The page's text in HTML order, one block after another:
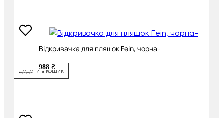
Відкривачка для пляшок Fein, чорна-
988 ₴
Додати в кошик